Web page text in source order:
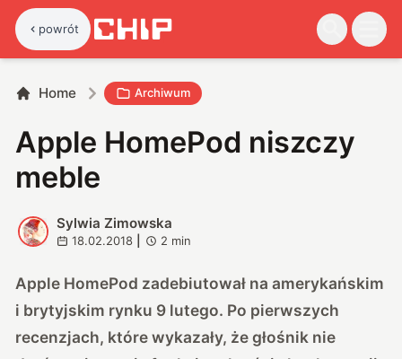
powrót
Home Archiwum
Apple HomePod niszczy
meble
S
Sylwia Zimowska
18.02.2018 2 min
Apple HomePod zadebiutował na amerykańskim
i brytyjskim rynku 9 lutego. Po pierwszych
recenzjach, które wykazały, żegłośnik nie